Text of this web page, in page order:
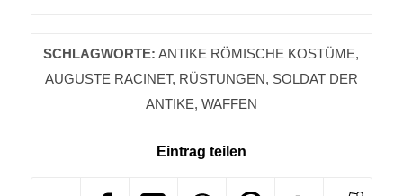
SCHLAGWORTE: ANTIKE RÖMISCHE KOSTÜME,
AUGUSTE RACINET, RÜSTUNGEN, SOLDAT DER
ANTIKE, WAFFEN
Eintrag teilen